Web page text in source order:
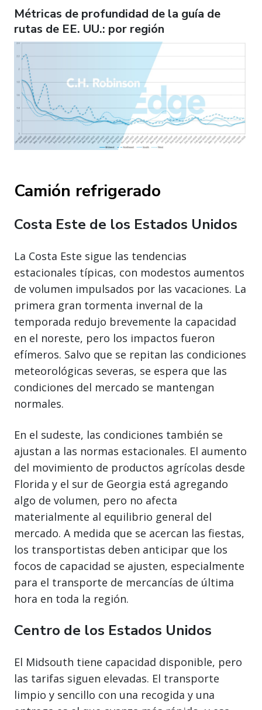
Métricas de profundidad de la guía de
rutas de EE. UU.: por región
Camión refrigerado
Costa Este de los Estados Unidos
La Costa Este sigue las tendencias
estacionales típicas, con modestos aumentos
de volumen impulsados por las vacaciones. La
primera gran tormenta invernal de la
temporada redujo brevemente la capacidad
en el noreste, pero los impactos fueron
efímeros. Salvo que se repitan las condiciones
meteorológicas severas, se espera que las
condiciones del mercado se mantengan
normales.
En el sudeste, las condiciones también se
ajustan a las normas estacionales. El aumento
del movimiento de productos agrícolas desde
Florida y el sur de Georgia está agregando
algo de volumen, pero no afecta
materialmente al equilibrio general del
mercado. A medida que se acercan las fiestas,
los transportistas deben anticipar que los
focos de capacidad se ajusten, especialmente
para el transporte de mercancías de última
hora en toda la región.
Centro de los Estados Unidos
El Midsouth tiene capacidad disponible, pero
las tarifas siguen elevadas. El transporte
limpio y sencillo con una recogida y una